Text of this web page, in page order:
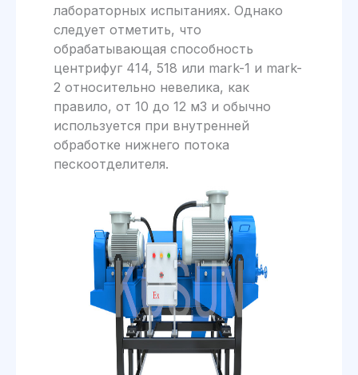
лабораторных испытаниях. Однако
следует отметить, что
обрабатывающая способность
центрифуг 414, 518 или mark-1 и mark-
2 относительно невелика, как
правило, от 10 до 12 м3 и обычно
используется при внутренней
обработке нижнего потока
пескоотделителя.